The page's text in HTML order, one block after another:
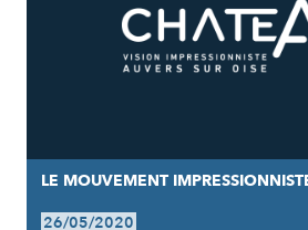
LE MOUVEMENT
26/05/2020